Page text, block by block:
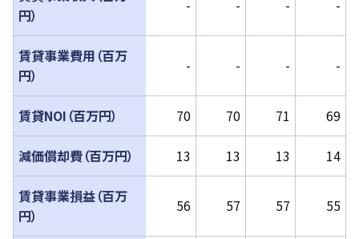
円）
- - - -
賃貸事業費用（百万
円）
- - - -
賃貸NOI（百万円） 70 70 71 69
減価償却費（百万円） 13 13 13 14
賃貸事業損益（百万
円）
56 57 57 55